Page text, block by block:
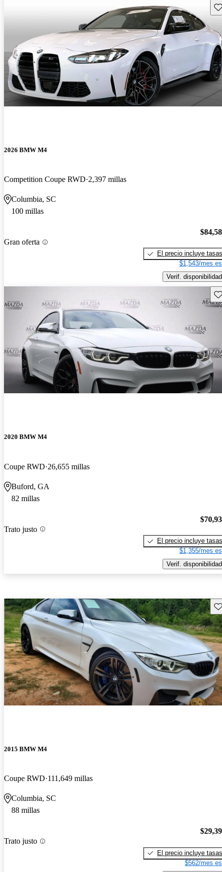
2026 BMW M4
Competition Coupe RWD 2,397 millas
Columbia, SC
100 millas
Gran oferta
El precio incluye tasas
$1,543/mes
Verif. disponibilidad
2020 BMW M4
Coupe RWD 26,655 millas
Buford, GA
82 millas
Trato justo
El precio incluye tasas
$1,355/mes
Verif. disponibilidad
2015 BMW M4
Coupe RWD 111,649 millas
Columbia, SC
88 millas
Trato justo
El precio incluye tasas
$562/mes